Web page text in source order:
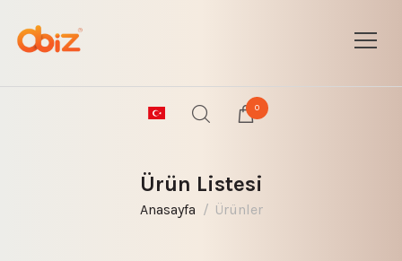
0
Ürün Listesi
Anasayfa Ürünler